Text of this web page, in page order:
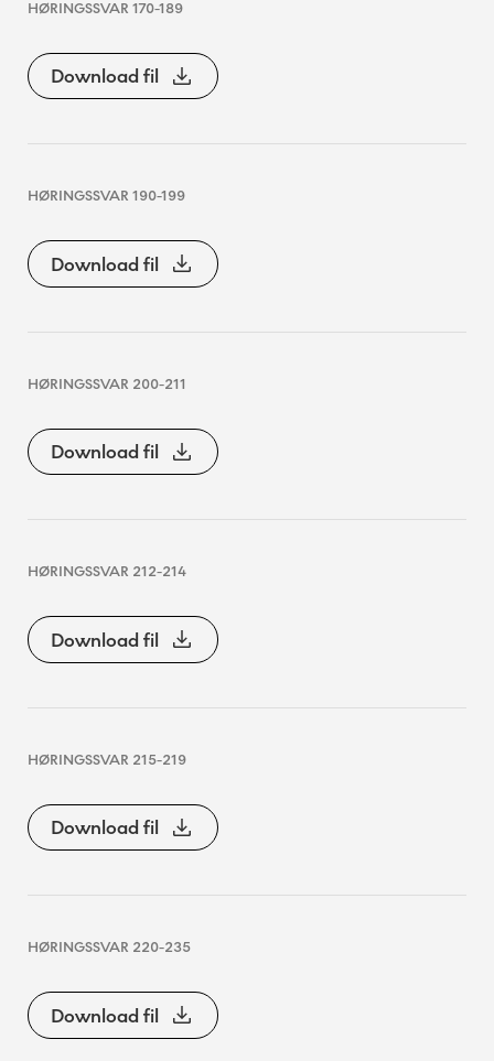
HØRINGSSVAR 170-189
Download fil
HØRINGSSVAR 190-199
Download fil
HØRINGSSVAR 200-211
Download fil
HØRINGSSVAR 212-214
Download fil
HØRINGSSVAR 215-219
Download fil
HØRINGSSVAR 220-235
Download fil